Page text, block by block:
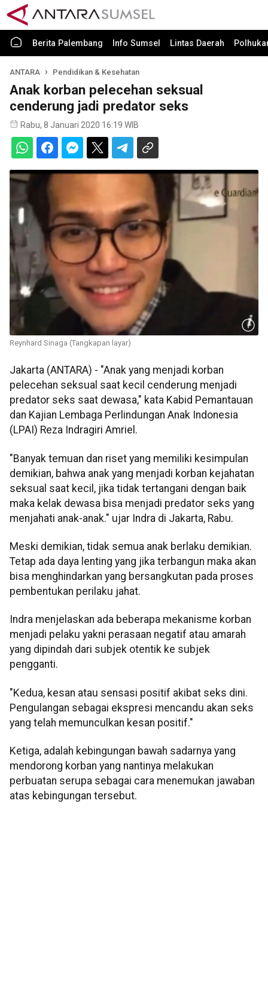
Berita Palembang Info Sumsel Lintas Daerah
ANTARA Pendidikan & Kesehatan
Anak korban pelecehan seksual
cenderung jadi predator seks
Rabu, 8 Januari 2020 16:19 WIB
Reynhard Sinaga (Tangkapan layar)
Jakarta (ANTARA) - "Anak yang menjadi korban
pelecehan seksual saat kecil cenderung menjadi
predator seks saat dewasa," kata Kabid Pemantauan
dan Kajian Lembaga Perlindungan Anak Indonesia
(LPAI) Reza Indragiri Amriel.
"Banyak temuan dan riset yang memiliki kesimpulan
demikian, bahwa anak yang menjadi korban kejahatan
seksual saat kecil, jika tidak tertangani dengan baik
maka kelak dewasa bisa menjadi predator seks yang
menjahati anak-anak." ujar Indra di Jakarta, Rabu.
Meski demikian, tidak semua anak berlaku demikian.
Tetap ada daya lenting yang jika terbangun maka akan
bisa menghindarkan yang bersangkutan pada proses
pembentukan perilaku jahat.
Indra menjelaskan ada beberapa mekanisme korban
menjadi pelaku yakni perasaan negatif atau amarah
yang dipindah dari subjek otentik ke subjek
pengganti.
"Kedua, kesan atau sensasi positif akibat seks dini.
Pengulangan sebagai ekspresi mencandu akan seks
yang telah memunculkan kesan positif."
Ketiga, adalah kebingungan bawah sadarnya yang
mendorong korban yang nantinya melakukan
perbuatan serupa sebagai cara menemukan jawaban
atas kebingungan tersebut.